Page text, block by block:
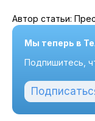
Автор статьи:
Мы теперь в
Подпишитесь,